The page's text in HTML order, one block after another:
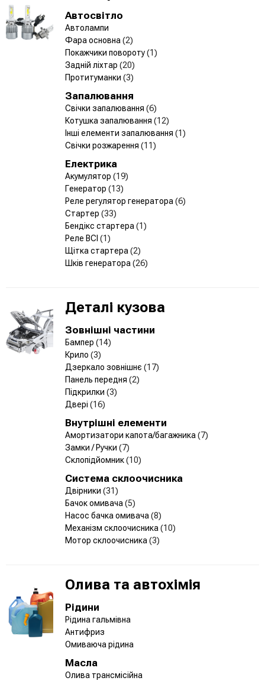
Автосвітло
Автолампи
Фара основна (2)
Покажчики повороту(1)
Задній ліхтар (20)
Протитуманки (3)
Запалювання
Свічки запалювання (6)
Котушка запалювання (12)
Інші елементи запалювання (1)
Свічки розжарення (11)
Електрика
Акумулятор (19)
Генератор (13)
Реле регулятор генератора (6)
Стартер (33)
Бендікс стартера (1)
Реле ВСІ (1)
Щітка стартера (2)
Шків генератора (26)
Деталі кузова
Зовнішні частини
Бампер (14)
Крило (3)
Дзеркало зовнішнє (17)
Панель передня (2)
Підкрилки (3)
Двері (16)
Внутрішні елементи
Амортизатори капота/багажника (7)
Замки / Ручки (7)
Склопідйомник(10)
Система склоочисника
Двірники (31)
Бачок омивача (5)
Насос бачка омивача (8)
Механізм склоочисника (10)
Мотор склоочисника (3)
Олива та автохімія
Рідини
Рідина гальмівна
Антифриз
Омиваюча рідина
Масла
Олива трансмісійна